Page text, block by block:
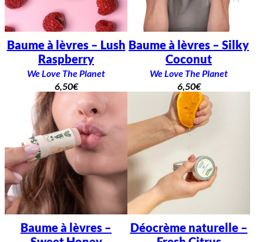
Baume à lèvres – Lush
Raspberry
We Love The Planet
6,50€
Baume à lèvres – Silky
Coconut
We Love The Planet
6,50€
Baume à lèvres –
Déocrème naturelle –